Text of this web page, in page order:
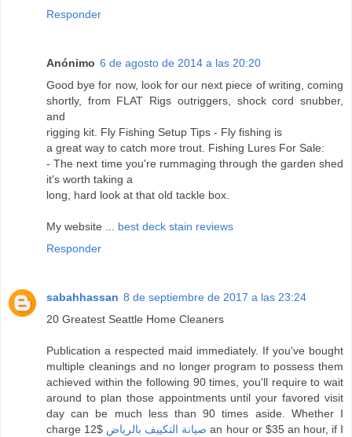
Responder
Anónimo 6 de agosto de 2014 a las 20:20
Good bye for now, look for our next piece of writing, coming
shortly, from FLAT Rigs outriggers, shock cord snubber,
and
rigging kit. Fly Fishing Setup Tips - Fly fishing is
a great way to catch more trout. Fishing Lures For Sale:
- The next time you're rummaging through the garden shed
it's worth taking a
long, hard look at that old tackle box.
My website ... best deck stain reviews
Responder
sabahhassan 8 de septiembre de 2017 a las 23:24
20 Greatest Seattle Home Cleaners
Publication a respected maid immediately. If you've bought
multiple cleanings and no longer program to possess them
achieved within the following 90 times, you'll require to wait
around to plan those appointments until your favored visit
day can be much less than 90 times aside. Whether I
charge
صيانة التكييف بالرياض
$12 an hour or $35 an hour, if I